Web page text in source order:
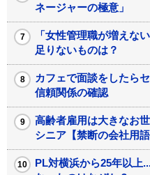
ネージャーの極意」
「女性管理職が増えな
足りないものは？
カフェで面談をしたら
信頼関係の確認
高齢者雇用は大きなお
シニア【禁断の会社用語
PL対横浜から25年以上